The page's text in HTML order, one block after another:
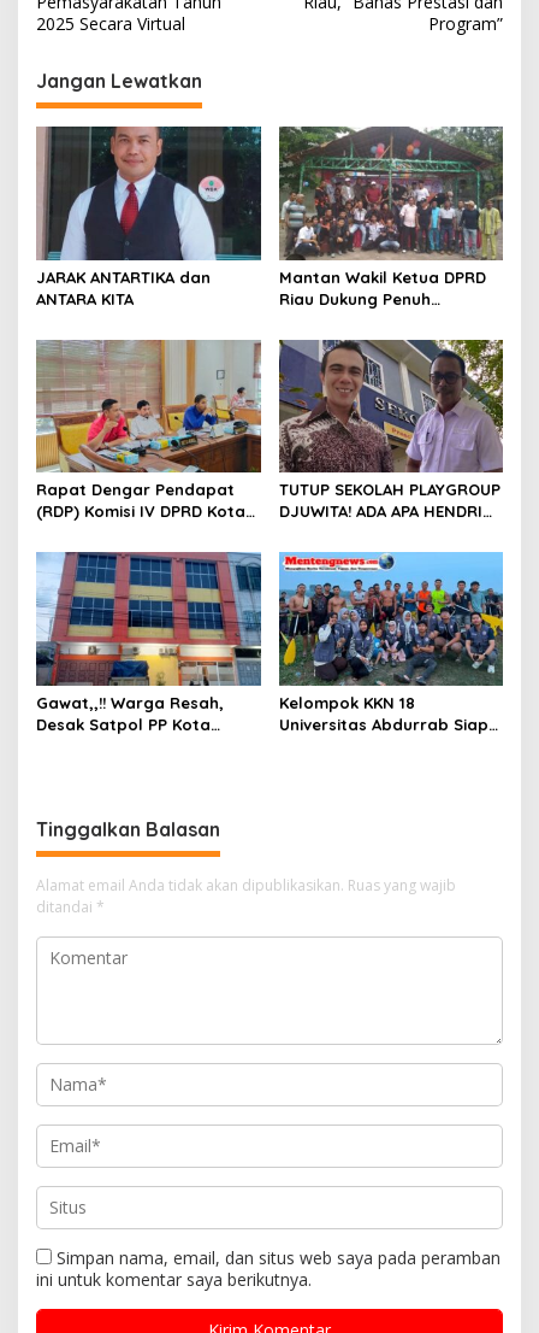
v
i
g
a
s
i
p
o
s
2025 Secara Virtual
Program”
Jangan Lewatkan
JARAK ANTARTIKA dan
ANTARA KITA
Mantan Wakil Ketua DPRD
Riau Dukung Penuh
Perjuangan Lahirnya
Kabupaten Kepulauan
Meranti
Rapat Dengar Pendapat
(RDP) Komisi IV DPRD Kota
Sekolah Djuwita
TUTUP SEKOLAH PLAYGROUP
DJUWITA! ADA APA HENDRI
Gawat,,!! Warga Resah,
Desak Satpol PP Kota
Kelompok KKN 18
Universitas Abdurrab Siap
Tinggalkan Balasan
Alamat email Anda tidak akan dipublikasikan. Ruas yang wajib
ditandai *
Simpan nama, email, dan situs web saya pada peramban
ini untuk komentar saya berikutnya.